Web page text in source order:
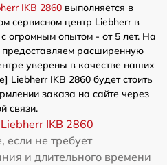
IKB 2860 выполняется в
сервисном центр Liebherr в
огромным опытом - от 5 лет. На
предоставляем расширенную
уверены в качестве наших
Liebherr IKB 2860 будет стоить
заказа на сайте через
связи.
IKB 2860
если не требует
и длительного времени